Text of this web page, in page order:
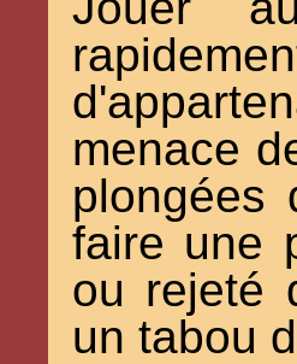
menace
plongées
faire une
ou rejeté
un tabou